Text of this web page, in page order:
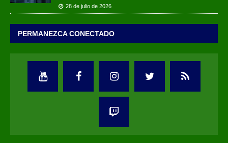
28 de julio de 2026
PERMANEZCA CONECTADO